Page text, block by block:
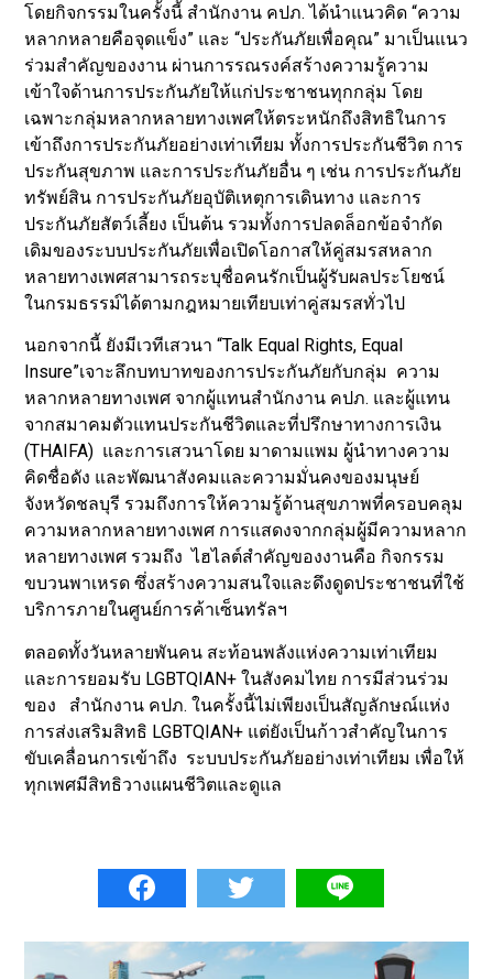
โดยกิจกรรมในครั้งนี้ สำนักงาน คปภ. ได้นำแนวคิด “ความ
หลากหลายคือจุดแข็ง” และ “ประกันภัยเพื่อคุณ” มาเป็นแนว
ร่วมสำคัญของงาน ผ่านการรณรงค์สร้างความรู้ความ
เข้าใจด้านการประกันภัยให้แก่ประชาชนทุกกลุ่ม โดย
เฉพาะกลุ่มหลากหลายทางเพศให้ตระหนักถึงสิทธิในการ
เข้าถึงการประกันภัยอย่างเท่าเทียม ทั้งการประกันชีวิต การ
ประกันสุขภาพ และการประกันภัยอื่น ๆ เช่น การประกันภัย
ทรัพย์สิน การประกันภัยอุบัติเหตุการเดินทาง และการ
ประกันภัยสัตว์เลี้ยง เป็นต้น รวมทั้งการปลดล็อกข้อจำกัด
เดิมของระบบประกันภัยเพื่อเปิดโอกาสให้คู่สมรสหลาก
หลายทางเพศสามารถระบุชื่อคนรักเป็นผู้รับผลประโยชน์
ในกรมธรรม์ได้ตามกฎหมายเทียบเท่าคู่สมรสทั่วไป
นอกจากนี้ ยังมีเวทีเสวนา “Talk Equal Rights, Equal
Insure”เจาะลึกบทบาทของการประกันภัยกับกลุ่ม ความ
หลากหลายทางเพศ จากผู้แทนสำนักงาน คปภ. และผู้แทน
จากสมาคมตัวแทนประกันชีวิตและที่ปรึกษาทางการเงิน
(THAIFA) และการเสวนาโดย มาดามแพม ผู้นำทางความ
คิดชื่อดัง และพัฒนาสังคมและความมั่นคงของมนุษย์
จังหวัดชลบุรี รวมถึงการให้ความรู้ด้านสุขภาพที่ครอบคลุม
ความหลากหลายทางเพศ การแสดงจากกลุ่มผู้มีความหลาก
หลายทางเพศ รวมถึง ไฮไลต์สำคัญของงานคือ กิจกรรม
ขบวนพาเหรด ซึ่งสร้างความสนใจและดึงดูดประชาชนที่ใช้
บริการภายในศูนย์การค้าเซ็นทรัลฯ
ตลอดทั้งวันหลายพันคน สะท้อนพลังแห่งความเท่าเทียม
และการยอมรับ LGBTQIAN+ ในสังคมไทย การมีส่วนร่วม
ของ สำนักงาน คปภ. ในครั้งนี้ไม่เพียงเป็นสัญลักษณ์แห่ง
การส่งเสริมสิทธิ LGBTQIAN+ แต่ยังเป็นก้าวสำคัญในการ
ขับเคลื่อนการเข้าถึง ระบบประกันภัยอย่างเท่าเทียม เพื่อให้
ทุกเพศมีสิทธิวางแผนชีวิตและดูแล